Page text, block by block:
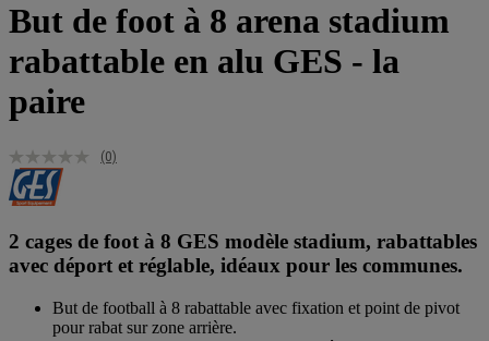
But de foot à 8 arena stadium
rabattable en alu GES - la
paire
(0)
2 cages de foot à 8 GES modèle stadium, rabattables
avec déport et réglable, idéaux pour les communes.
But de football à 8 rabattable avec fixation et point de pivot
pour rabat sur zone arrière.